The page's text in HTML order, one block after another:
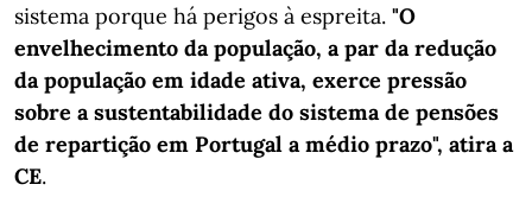
sistema porque há perigos à espreita. "O
envelhecimento da população, a par da redução
da população em idade ativa, exerce pressão
sobre a sustentabilidade do sistema de pensões
de repartição em Portugal a médio prazo", atira a
CE.